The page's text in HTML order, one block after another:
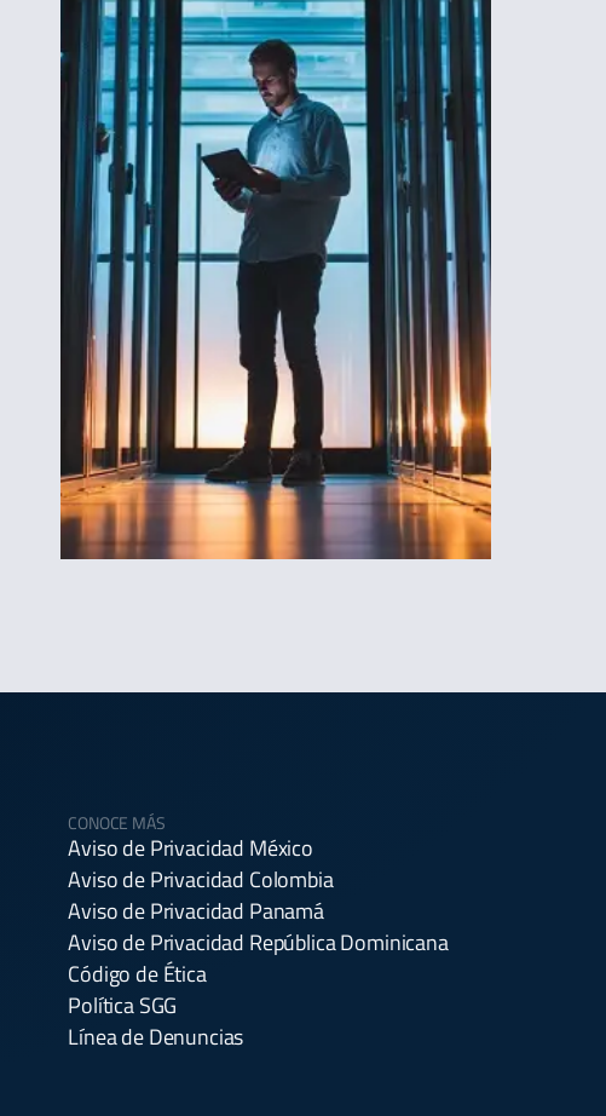
CONOCE MÁS
Aviso de Privacidad México
Aviso de Privacidad Colombia
Aviso de Privacidad Panamá
Aviso de Privacidad República Dominicana
Código de Ética
Política SGG
Línea de Denuncias